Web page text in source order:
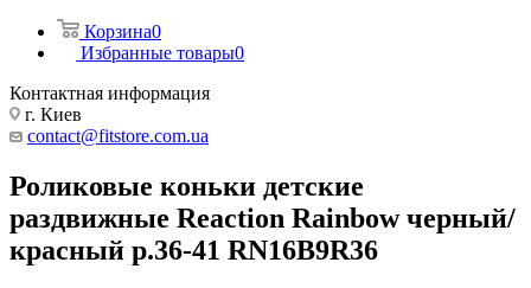
Корзина0
Избранные товары0
Контактная информация
г. Киев
contact@fitstore.com.ua
Роликовые коньки детские
раздвижные Reaction Rainbow черный/
красный р.36-41 RN16B9R36